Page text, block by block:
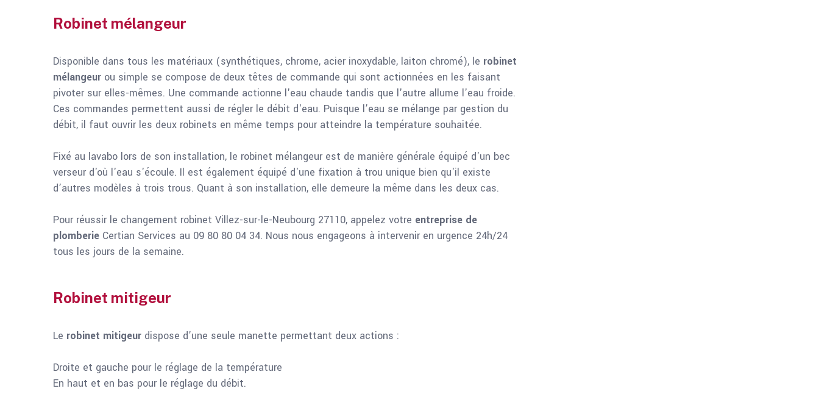
Robinet mélangeur
Disponible dans tous les matériaux (synthétiques, chrome, acier inoxydable, laiton chromé), le robinet
mélangeur ou simple se compose de deux têtes de commande qui sont actionnées en les faisant
pivoter sur elles-mêmes. Une commande actionne l'eau chaude tandis que l'autre allume l'eau froide.
Ces commandes permettent aussi de régler le débit d'eau. Puisque l’eau se mélange par gestion du
débit, il faut ouvrir les deux robinets en même temps pour atteindre la température souhaitée.
Fixé au lavabo lors de son installation, le robinet mélangeur est de manière générale équipé d'un bec
verseur d'où l'eau s'écoule. Il est également équipé d'une fixation à trou unique bien qu'il existe
d’autres modèles à trois trous. Quant à son installation, elle demeure la même dans les deux cas.
Pour réussir le changement robinet Villez-sur-le-Neubourg 27110, appelez votre entreprise de
plomberie Certian Services au 09 80 80 04 34. Nous nous engageons à intervenir en urgence 24h/24
tous les jours de la semaine.
Robinet mitigeur
Le robinet mitigeur dispose d’une seule manette permettant deux actions :
Droite et gauche pour le réglage de la température
En haut et en bas pour le réglage du débit.